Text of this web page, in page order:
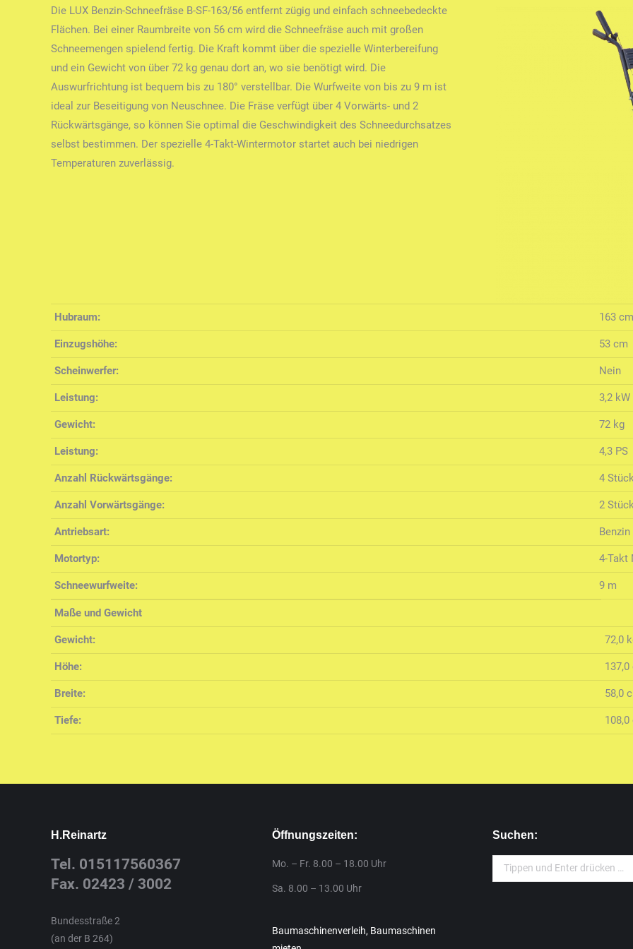
Die LUX Benzin-Schneefräse B-SF-163/56 entfernt zügig und einfach schneebedeckte
Flächen. Bei einer Raumbreite von 56 cm wird die Schneefräse auch mit großen
Schneemengen spielend fertig. Die Kraft kommt über die spezielle Winterbereifung
und ein Gewicht von über 72 kg genau dort an, wo sie benötigt wird. Die
Auswurfrichtung ist bequem bis zu 180° verstellbar. Die Wurfweite von bis zu 9 m ist
ideal zur Beseitigung von Neuschnee. Die Fräse verfügt über 4 Vorwärts- und 2
Rückwärtsgänge, so können Sie optimal die Geschwindigkeit des Schneedurchsatzes
selbst bestimmen. Der spezielle 4-Takt-Wintermotor startet auch bei niedrigen
Temperaturen zuverlässig.
Hubraum: 163
Einzugshöhe: 53 cm
Scheinwerfer: Nein
Leistung: 3,2 kW
Gewicht: 72 kg
Leistung: 4,3 PS
Anzahl Rückwärtsgänge: 4 Stück
Anzahl Vorwärtsgänge: 2 Stück
Antriebsart: Benzin
Motortyp: 4-Takt
Schneewurfweite: 9 m
Maße und Gewicht
Gewicht: 72,0
Höhe: 137,0
Breite: 58,0
Tiefe: 108,0
H.Reinartz
Tel. 015117560367
Fax. 02423 / 3002
Bundesstraße 2
(an der B 264)
Öffnungszeiten:
Mo. – Fr. 8.00 – 18.00 Uhr
Sa. 8.00 – 13.00 Uhr
Baumaschinenverleih, Baumaschinen
Suchen:
Search: